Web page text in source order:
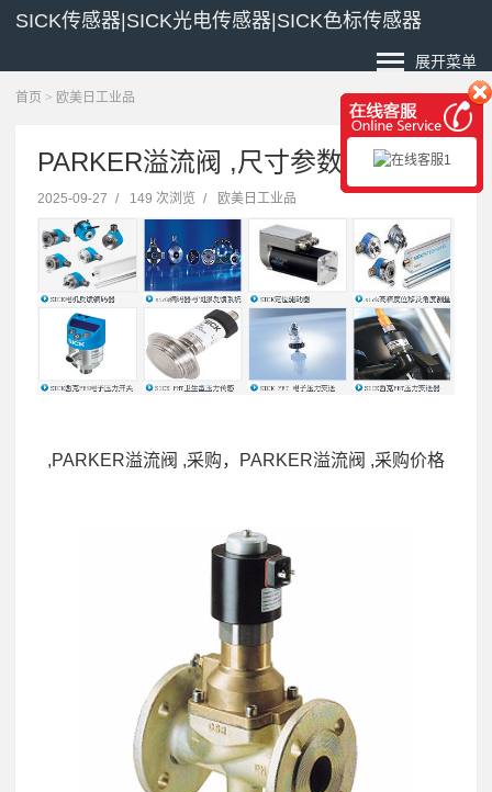
SICK传感器|SICK光电传感器|SICK色标传感器
展开菜单
首页 > 欧美日工业品
PARKER溢流阀 ,尺寸参数
2025-09-27 / 149 次浏览 / 欧美日工业品
,PARKER溢流阀 ,采购，PARKER溢流阀 ,采购价格